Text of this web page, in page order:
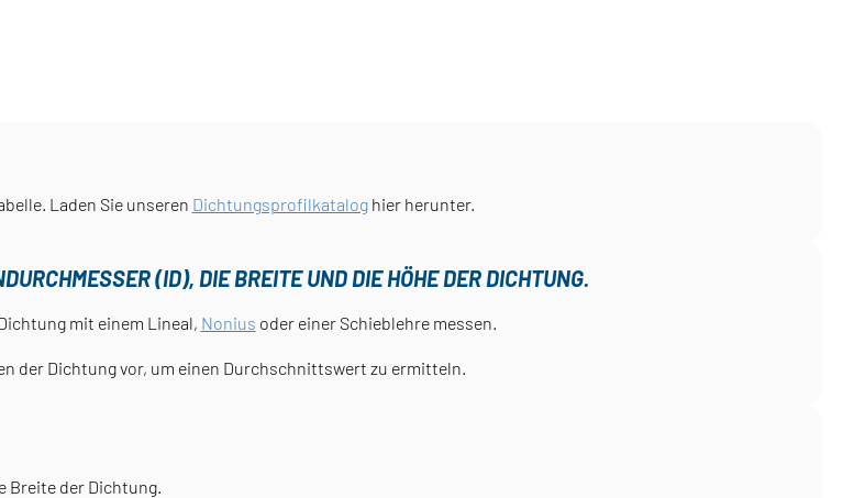
Laden Sie unseren Dichtungsprofilkataloghier herunter.
(ID), DIE BREITE UND DIE HÖHE DER DICHTUNG.
mit einem Lineal, Nonius oder einer Schieblehre messen.
der Dichtung vor, um einen Durchschnittswert zu ermitteln.
Breite der Dichtung.